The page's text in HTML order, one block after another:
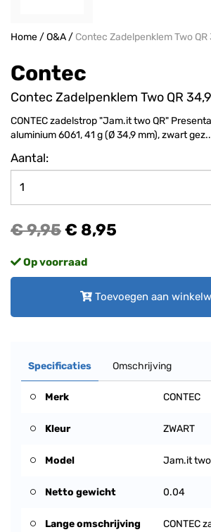
Home/O&A/ Contec Zadelpenklem Two QR
Contec
Contec Zadelpenklem Two QR
CONTEC zadelstrop "Jam.it two QR"
aluminium 6061, 41 g (Ø 34,9 mm), zwart
Aantal:
€ 9,95€ 8,95
Op voorraad
Toevoegen aan
Specificaties Omschrijving
Merk CONTEC
Kleur ZWART
Model Jam.it two
Netto gewicht 0.04
Lange omschrijving
CONTEC